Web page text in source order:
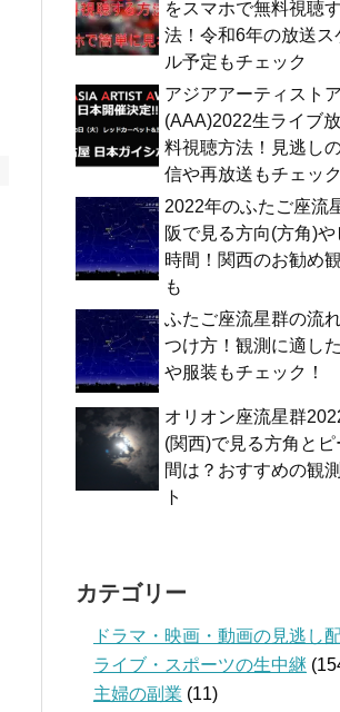
をスマホで無料視聴
法！令和6年の放送ス
ル予定もチェック
アジアアーティスト
(AAA)2022生ライブ
料視聴方法！見逃し
信や再放送もチェック
2022年のふたご座流
阪で見る方向(方角)
時間！関西のお勧め
も
ふたご座流星群の流
つけ方！観測に適し
や服装もチェック！
オリオン座流星群
(関西)で見る方角と
間は？おすすめの観
ト
カテゴリー
ドラマ・映画・動画の見逃し
ライブ・スポーツの生中継
主婦の副業 (11)